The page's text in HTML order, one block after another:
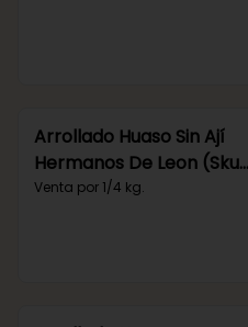
Arrollado Huaso Sin Ají
Hermanos De Leon (Sku
307)
Venta por 1/4 kg.